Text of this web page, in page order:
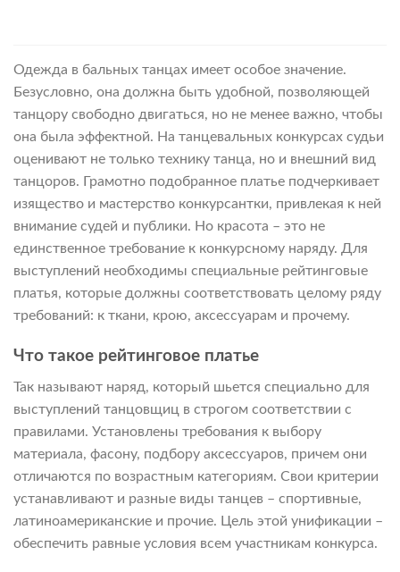
Одежда в бальных танцах имеет особое значение.
Безусловно, она должна быть удобной, позволяющей
танцору свободно двигаться, но не менее важно, чтобы
она была эффектной. На танцевальных конкурсах судьи
оценивают не только технику танца, но и внешний вид
танцоров. Грамотно подобранное платье подчеркивает
изящество и мастерство конкурсантки, привлекая к ней
внимание судей и публики. Но красота – это не
единственное требование к конкурсному наряду. Для
выступлений необходимы специальные рейтинговые
платья, которые должны соответствовать целому ряду
требований: к ткани, крою, аксессуарам и прочему.
Что такое рейтинговое платье
Так называют наряд, который шьется специально для
выступлений танцовщиц в строгом соответствии с
правилами. Установлены требования к выбору
материала, фасону, подбору аксессуаров, причем они
отличаются по возрастным категориям. Свои критерии
устанавливают и разные виды танцев – спортивные,
латиноамериканские и прочие. Цель этой унификации –
обеспечить равные условия всем участникам конкурса.